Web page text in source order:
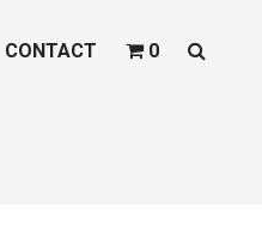
CONTACT 0